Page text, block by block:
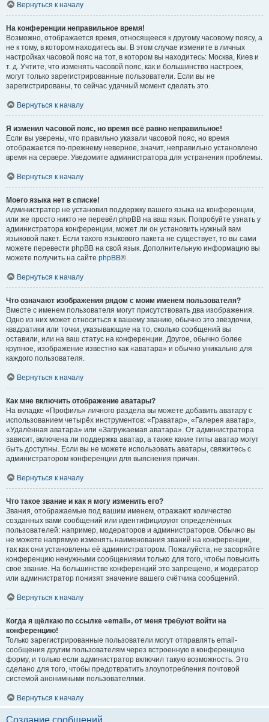
Вернуться к началу
На конференции неправильное время!
Возможно, отображается время, относящееся к другому часовому поясу, а
не к тому, в котором находитесь вы. В этом случае измените в личных
настройках часовой пояс на тот, в котором вы находитесь: Москва, Киев и
т. д. Учтите, что изменять часовой пояс, как и большинство настроек,
могут только зарегистрированные пользователи. Если вы не
зарегистрированы, то сейчас удачный момент сделать это.
Вернуться к началу
Я изменил часовой пояс, но время всё равно неправильное!
Если вы уверены, что правильно указали часовой пояс, но время
отображается по-прежнему неверное, значит, неправильно установлено
время на сервере. Уведомите администратора для устранения проблемы.
Вернуться к началу
Моего языка нет в списке!
Администратор не установил поддержку вашего языка на конференции,
или же просто никто не перевёл phpBB на ваш язык. Попробуйте узнать у
администратора конференции, может ли он установить нужный вам
языковой пакет. Если такого языкового пакета не существует, то вы сами
можете перевести phpBB на свой язык. Дополнительную информацию вы
можете получить на сайте phpBB®.
Вернуться к началу
Что означают изображения рядом с моим именем пользователя?
Вместе с именем пользователя могут присутствовать два изображения.
Одно из них может относиться к вашему званию, обычно это звёздочки,
квадратики или точки, указывающие на то, сколько сообщений вы
оставили, или на ваш статус на конференции. Другое, обычно более
крупное, изображение известно как «аватара» и обычно уникально для
каждого пользователя.
Вернуться к началу
Как мне включить отображение аватары?
На вкладке «Профиль» личного раздела вы можете добавить аватару с
использованием четырёх инструментов: «Граватар», «Галерея аватар»,
«Удалённая аватара» или «Загружаемая аватара». От администратора
зависит, включена ли поддержка аватар, а также какие типы аватар могут
быть доступны. Если вы не можете использовать аватары, свяжитесь с
администратором конференции для выяснения причин.
Вернуться к началу
Что такое звание и как я могу изменить его?
Звания, отображаемые под вашим именем, отражают количество
созданных вами сообщений или идентифицируют определённых
пользователей: например, модераторов и администраторов. Обычно вы
не можете напрямую изменять наименования званий на конференции,
так как они установлены её администратором. Пожалуйста, не засоряйте
конференцию ненужными сообщениями только для того, чтобы повысить
своё звание. На большинстве конференций это запрещено, и модератор
или администратор понизят значение вашего счётчика сообщений.
Вернуться к началу
Когда я щёлкаю по ссылке «email», от меня требуют войти на
конференцию!
Только зарегистрированные пользователи могут отправлять email-
сообщения другим пользователям через встроенную в конференцию
форму, и только если администратор включил такую возможность. Это
сделано для того, чтобы предотвратить злоупотребления почтовой
системой анонимными пользователями.
Вернуться к началу
Создание сообщений